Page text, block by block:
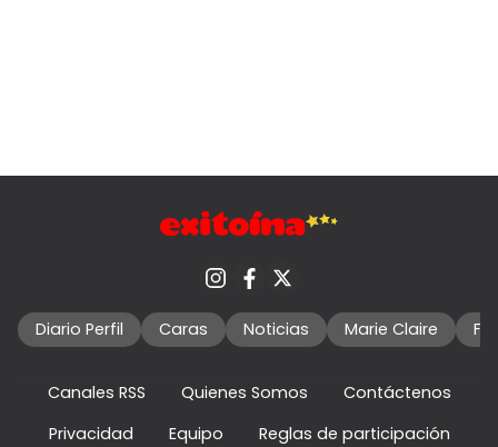
Diario Perfil Caras Noticias Marie Claire
Canales RSS Quienes Somos
Contáctenos
Privacidad
Equipo
Reglas de participación